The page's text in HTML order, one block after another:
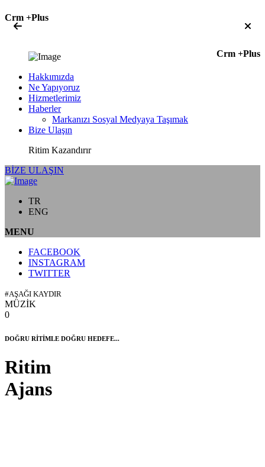
Crm +Plus
Crm +Plus
Hakkımızda
Ne Yapıyoruz
Hizmetlerimiz
Haberler
Markanızı Sosyal Medyaya Taşımak
Bize Ulaşın
Ritim Kazandırır
BİZE ULAŞIN
TR
ENG
MENU
FACEBOOK
INSTAGRAM
TWITTER
#AŞAĞI KAYDIR
MÜZİK
0
DOĞRU RİTİMLE DOĞRU HEDEFE...
Ritim
Ajans